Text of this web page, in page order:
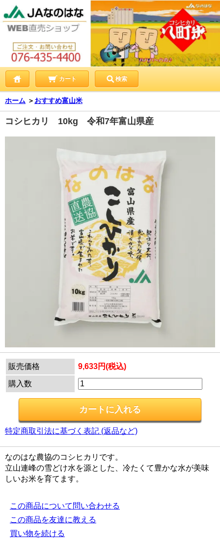
カート 検索
ホーム ＞ おすすめ富山米
コシヒカリ 10kg 令和7年富山県産
販売価格 9,633円(税込)
購入数
特定商取引法に基づく表記 (返品など)
なのはな農協のコシヒカリです。
立山連峰の雪どけ水を源とした、冷たくて豊かな水が美味
しいお米を育てます。
この商品について問い合わせる
この商品を友達に教える
買い物を続ける